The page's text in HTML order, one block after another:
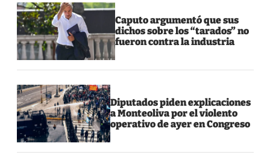
Caputo argumentó que sus
dichos sobre los “tarados” no
fueron contra la industria
Diputados piden explicaciones
a Monteoliva por el violento
operativo de ayer en Congreso